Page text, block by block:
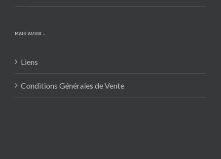
MAIS AUSSI …
Liens
Conditions Générales de Vente